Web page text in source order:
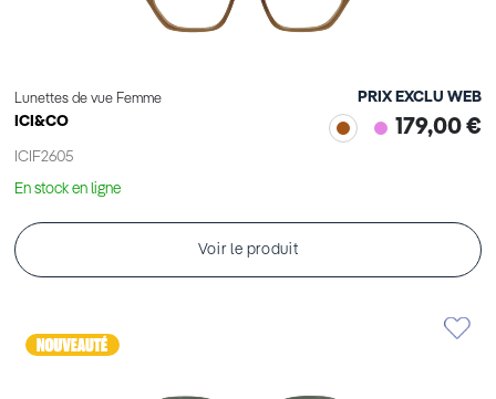
Lunettes de vue Femme
ICI&CO
ICIF2605
PRIX EXCLU WEB
179,00 €
En stock en ligne
Voir le produit